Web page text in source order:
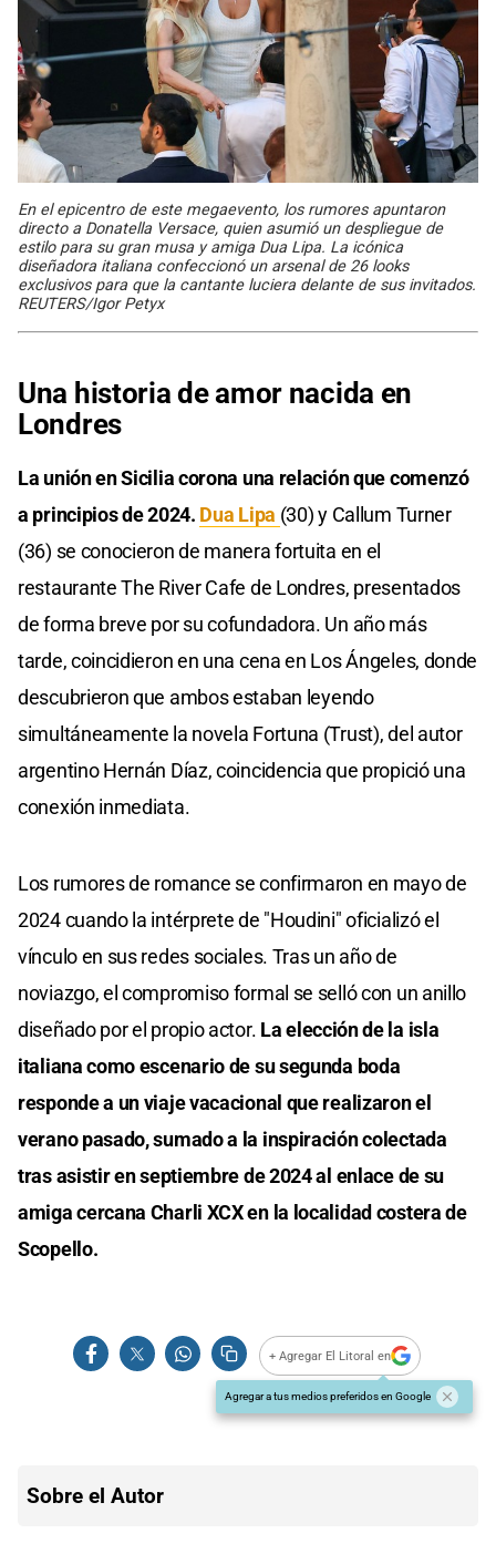
En el epicentro de este megaevento, los rumores apuntaron
directo a Donatella Versace, quien asumió un despliegue de
estilo para su gran musa y amiga Dua Lipa. La icónica
diseñadora italiana confeccionó un arsenal de 26 looks
exclusivos para que la cantante luciera delante de sus invitados.
REUTERS/Igor Petyx
Una historia de amor nacida en
Londres
La unión en Sicilia corona una relación que comenzó
a principios de 2024. Dua Lipa (30) y Callum Turner
(36) se conocieron de manera fortuita en el
restaurante The River Cafe de Londres, presentados
de forma breve por su cofundadora. Un año más
tarde, coincidieron en una cena en Los Ángeles, donde
descubrieron que ambos estaban leyendo
simultáneamente la novela Fortuna (Trust), del autor
argentino Hernán Díaz, coincidencia que propició una
conexión inmediata.
Los rumores de romance se confirmaron en mayo de
2024 cuando la intérprete de "Houdini" oficializó el
vínculo en sus redes sociales. Tras un año de
noviazgo, el compromiso formal se selló con un anillo
diseñado por el propio actor. La elección de la isla
italiana como escenario de su segunda boda
responde a un viaje vacacional que realizaron el
verano pasado, sumado a la inspiración colectada
tras asistir en septiembre de 2024 al enlace de su
amiga cercana Charli XCX en la localidad costera de
Scopello.
+ Agregar El Litoral en
Agregar a tus medios preferidos en Google
Sobre el Autor